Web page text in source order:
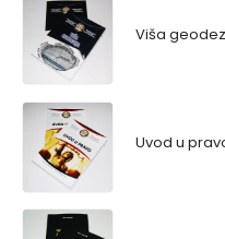
Viša
Uvod u